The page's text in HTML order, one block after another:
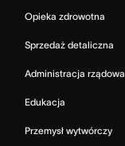
Opieka zdrowotna
Sprzedaż detaliczna
Administracja rządowa
Edukacja
Przemysł wytwórczy